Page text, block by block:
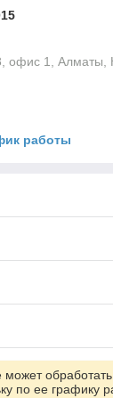
офис 1, Алматы,
работы
обработать
по ее графику